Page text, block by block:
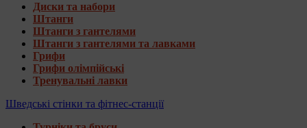
Диски та набори
Штанги
Штанги з гантелями
Штанги з гантелями та лавками
Грифи
Грифи олімпійські
Тренувальні лавки
Шведські стінки та фітнес-станції